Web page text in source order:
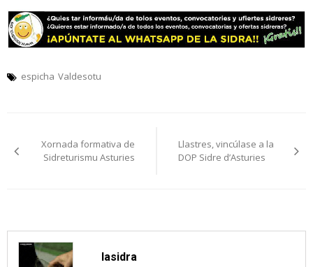
espicha Valdesotu
pelos
Xornada formativa de
Sidreturismu Asturies
Llastres, vincúlase a la
DOP Sidre d’Asturies
lasidra